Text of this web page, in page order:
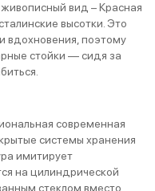
вид – Красная
высотки. Это
вдохновения, поэтому
стойки — сидя за
современная
системы хранения
имитирует
на цилиндрической
стеклом вместо